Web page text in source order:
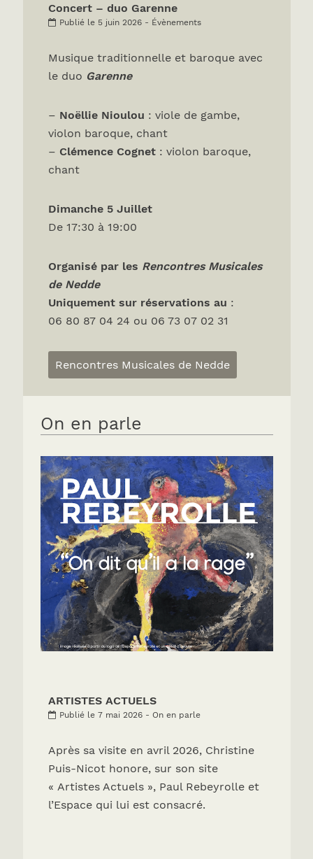
Concert – duo Garenne
Publié le 5 juin 2026 - Évènements
Musique traditionnelle et baroque avec
le duo Garenne
– Noëllie Nioulou : viole de gambe,
violon baroque, chant
– Clémence Cognet: violon baroque,
chant
Dimanche 5 Juillet
De 17:30 à 19:00
Organisé par les Rencontres Musicales
de Nedde
Uniquement sur réservations au :
06 80 87 04 24 ou 06 73 07 02 31
Rencontres Musicales de Nedde
On en parle
ARTISTES ACTUELS
Publié le 7 mai 2026 - On en parle
Après sa visite en avril 2026, Christine
Puis-Nicot honore, sur son site
« Artistes Actuels », Paul Rebeyrolle et
l’Espace qui lui est consacré.